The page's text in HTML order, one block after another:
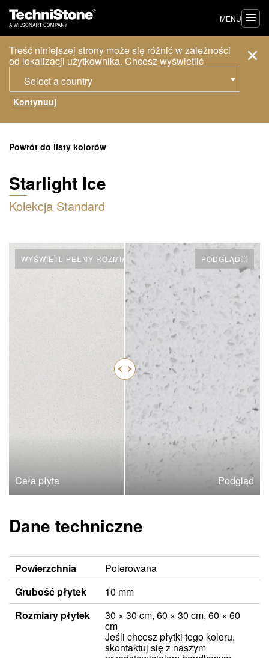
Treść niniejszej strony może się różnić w zależności
od lokalizacji użytkownika. Chcesz wyświetlić
Select a country
MENU
Powrót do listy kolorów
Starlight Ice
Kolekcja Standard
WYŚWIETL PEŁNY ROZMIAR PŁYTY
Cała płyta
PODGLĄD
Podgląd
Dane techniczne
Powierzchnia
Polerowana
Grubość płytek
10 mm
Rozmiary płytek
30 × 30 cm, 60 × 30 cm, 60 × 60
cm
Jeśli chcesz płytki tego koloru,
skontaktuj się z naszym